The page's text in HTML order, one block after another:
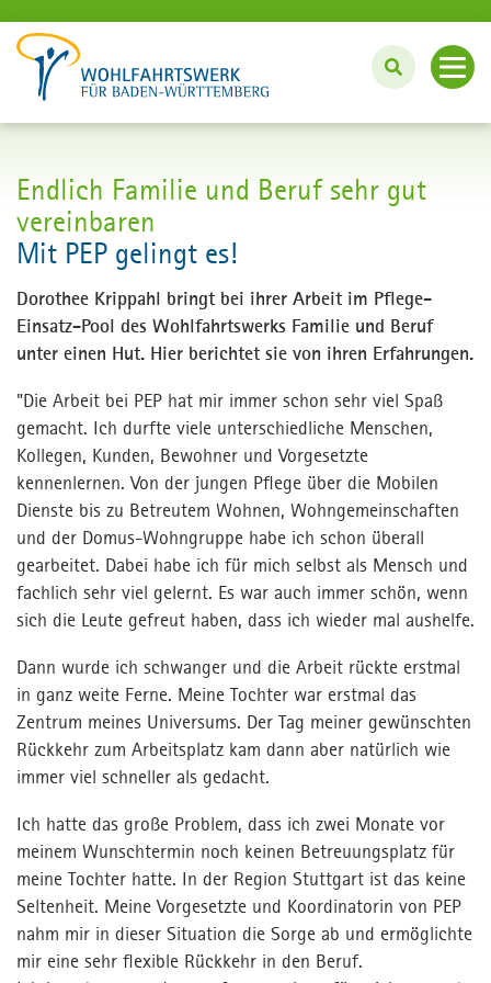
Arbeiten beim Wohlfahrtswerk
Individuell arbeiten mit PEP
Ausbildung, Studium und Praktikum
Aktuelle Stellenangebote
Wohlfahrtswerk.de
Kontakt
Jetzt bewerben
Presse
MPortal
Interner Bereich
Endlich Familie und Beruf sehr gut
vereinbaren
Mit PEP gelingt es!
Dorothee Krippahl bringt bei ihrer Arbeit im Pflege-
Einsatz-Pool des Wohlfahrtswerks Familie und Beruf
unter einen Hut. Hier berichtet sie von ihren Erfahrungen.
"Die Arbeit bei PEP hat mir immer schon sehr viel Spaß
gemacht. Ich durfte viele unterschiedliche Menschen,
Kollegen, Kunden, Bewohner und Vorgesetzte
kennenlernen. Von der jungen Pflege über die Mobilen
Dienste bis zu Betreutem Wohnen, Wohngemeinschaften
und der Domus-Wohngruppe habe ich schon überall
gearbeitet. Dabei habe ich für mich selbst als Mensch und
fachlich sehr viel gelernt. Es war auch immer schön, wenn
sich die Leute gefreut haben, dass ich wieder mal aushelfe.
Dann wurde ich schwanger und die Arbeit rückte erstmal
in ganz weite Ferne. Meine Tochter war erstmal das
Zentrum meines Universums. Der Tag meiner gewünschten
Rückkehr zum Arbeitsplatz kam dann aber natürlich wie
immer viel schneller als gedacht.
Ich hatte das große Problem, dass ich zwei Monate vor
meinem Wunschtermin noch keinen Betreuungsplatz für
meine Tochter hatte. In der Region Stuttgart ist das keine
Seltenheit. Meine Vorgesetzte und Koordinatorin von PEP
nahm mir in dieser Situation die Sorge ab und ermöglichte
mir eine sehr flexible Rückkehr in den Beruf.